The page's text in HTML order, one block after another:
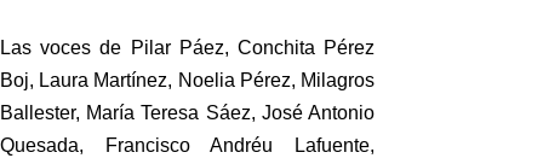
Las voces de Pilar Páez, Conchita Pérez
Boj, Laura Martínez, Noelia Pérez, Milagros
Ballester, María Teresa Sáez, José Antonio
Quesada, Francisco Andréu Lafuente,